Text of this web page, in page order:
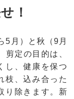
！
5月）と秋（9月
定の目的は、
し、健康を保つ
枝、込み合った
り除きます。新